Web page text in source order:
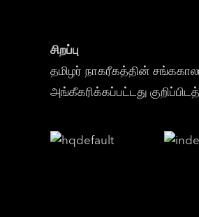
சிறப்பு
தமிழர் நாகரீகத்தின்
அங்கீகரிக்கப்பட்டது